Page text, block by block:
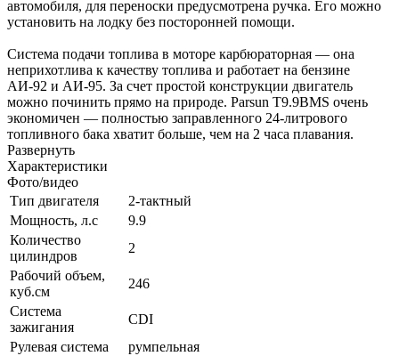
автомобиля, для переноски предусмотрена ручка. Его можно
установить на лодку без посторонней помощи.
Система подачи топлива в моторе карбюраторная — она
неприхотлива к качеству топлива и работает на бензине
АИ-92 и АИ-95. За счет простой конструкции двигатель
можно починить прямо на природе. Parsun T9.9BMS очень
экономичен — полностью заправленного 24-литрового
топливного бака хватит больше, чем на 2 часа плавания.
Развернуть
Характеристики
Фото/видео
Тип двигателя
2-тактный
Мощность, л.с
9.9
Количество
цилиндров
2
Рабочий объем,
куб.см
246
Система
зажигания
CDI
Рулевая система
румпельная